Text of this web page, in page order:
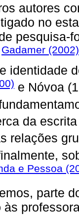
autores
no
pesquisa-
Gadamer (2002)
identidade
e Nóvoa
da
relações
e Pessoa
parte
às